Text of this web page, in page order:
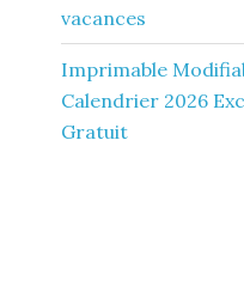
vacances
Imprimable
Calendrier 2026
Gratuit